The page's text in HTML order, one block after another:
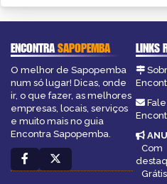
ENCONTRASAPOPEMBA
O melhor de Sapopemba
num só lugar! Dicas, onde
ir, o que fazer, as melhores
empresas, locais, serviços
e muito mais no guia
Encontra Sapopemba.
LINKS
Com
Grátis